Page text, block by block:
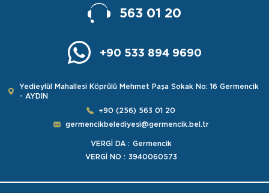
563 01 20
+90 533 894 9690
Yedieylül Mahallesi Köprülü Mehmet Paşa Sokak No: 16 Germencik
- AYDIN
+90 (256) 563 01 20
germencikbelediyesi@germencik.bel.tr
VERGİ DA : Germencik
VERGİ NO : 3940060573